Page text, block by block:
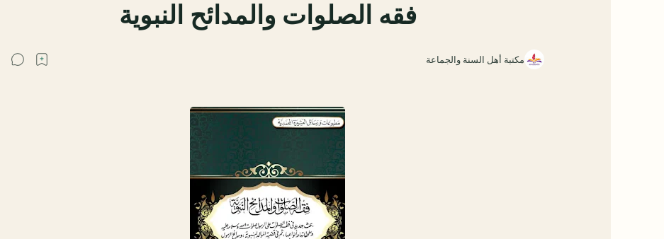
فقه الصلوات والمدائح النبوية